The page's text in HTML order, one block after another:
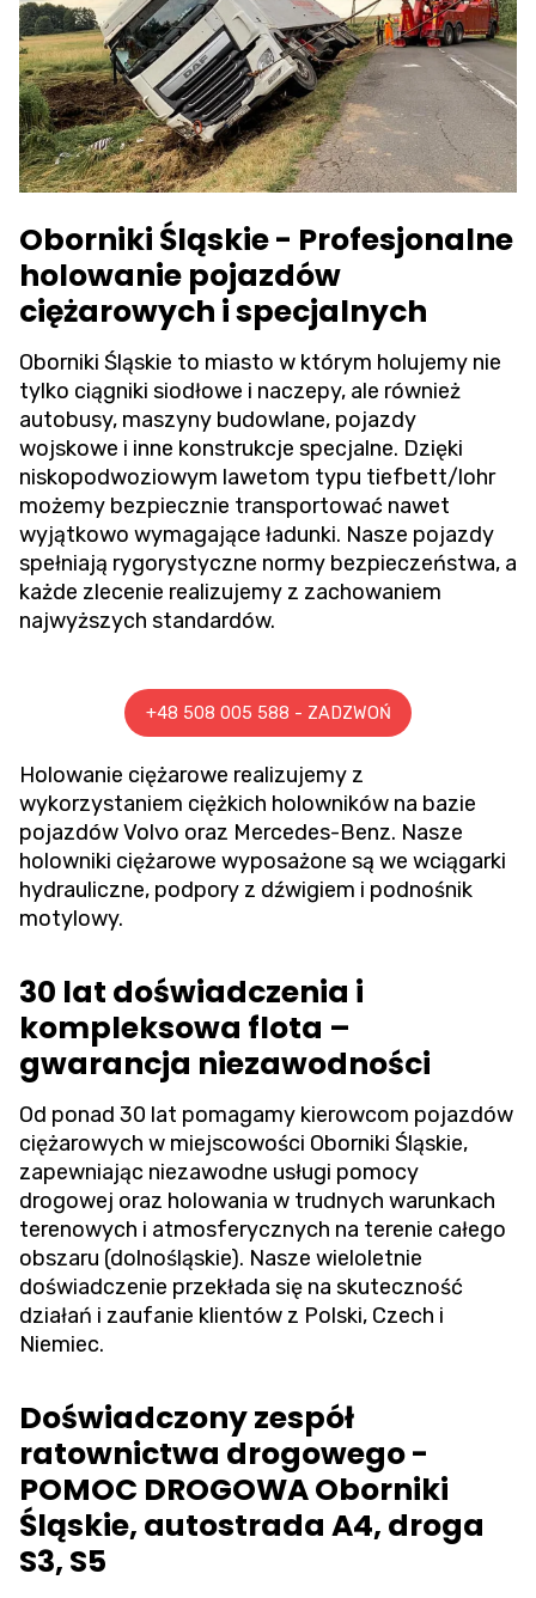
Oborniki Śląskie - Profesjonalne
holowanie pojazdów
ciężarowych i specjalnych
Oborniki Śląskie to miasto w którym holujemy nie
tylko ciągniki siodłowe i naczepy, ale również
autobusy, maszyny budowlane, pojazdy
wojskowe i inne konstrukcje specjalne. Dzięki
niskopodwoziowym lawetom typu tiefbett/lohr
możemy bezpiecznie transportować nawet
wyjątkowo wymagające ładunki. Nasze pojazdy
spełniają rygorystyczne normy bezpieczeństwa, a
każde zlecenie realizujemy z zachowaniem
najwyższych standardów.
+48 508 005 588 - ZADZWOŃ
Holowanie ciężarowe realizujemy z
wykorzystaniem ciężkich holowników na bazie
pojazdów Volvo oraz Mercedes-Benz. Nasze
holowniki ciężarowe wyposażone są we wciągarki
hydrauliczne, podpory z dźwigiem i podnośnik
motylowy.
30 lat doświadczenia i
kompleksowa flota –
gwarancja niezawodności
Od ponad 30 lat pomagamy kierowcom pojazdów
ciężarowych w miejscowości Oborniki Śląskie,
zapewniając niezawodne usługi pomocy
drogowej oraz holowania w trudnych warunkach
terenowych i atmosferycznych na terenie całego
obszaru (dolnośląskie). Nasze wieloletnie
doświadczenie przekłada się na skuteczność
działań i zaufanie klientów z Polski, Czech i
Niemiec.
Doświadczony zespół
ratownictwa drogowego -
POMOC DROGOWA Oborniki
Śląskie, autostrada A4, droga
S3, S5